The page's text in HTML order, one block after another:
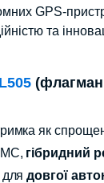
GPS-
та
як
гібридний
длядовгої